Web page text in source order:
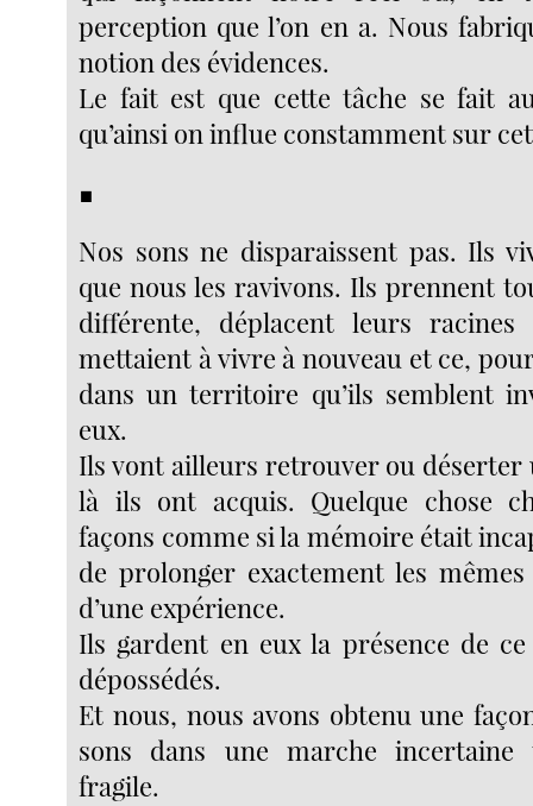
perception que l’on en a. Nous
notion des évidences.
Le fait est que cette tâche se fait
qu’ainsi on influe constamment sur
■
Nos sons ne disparaissent pas. Ils
que nous les ravivons. Ils prennent
différente, déplacent leurs racines
mettaient à vivre à nouveau et ce,
dans un territoire qu’ils semblent
eux.
Ils vont ailleurs retrouver ou déserter
là ils ont acquis. Quelque chose
façons comme si la mémoire était
de prolonger exactement les
d’une expérience.
Ils gardent en eux la présence de
dépossédés.
Et nous, nous avons obtenu une
sons dans une marche incertaine
fragile.